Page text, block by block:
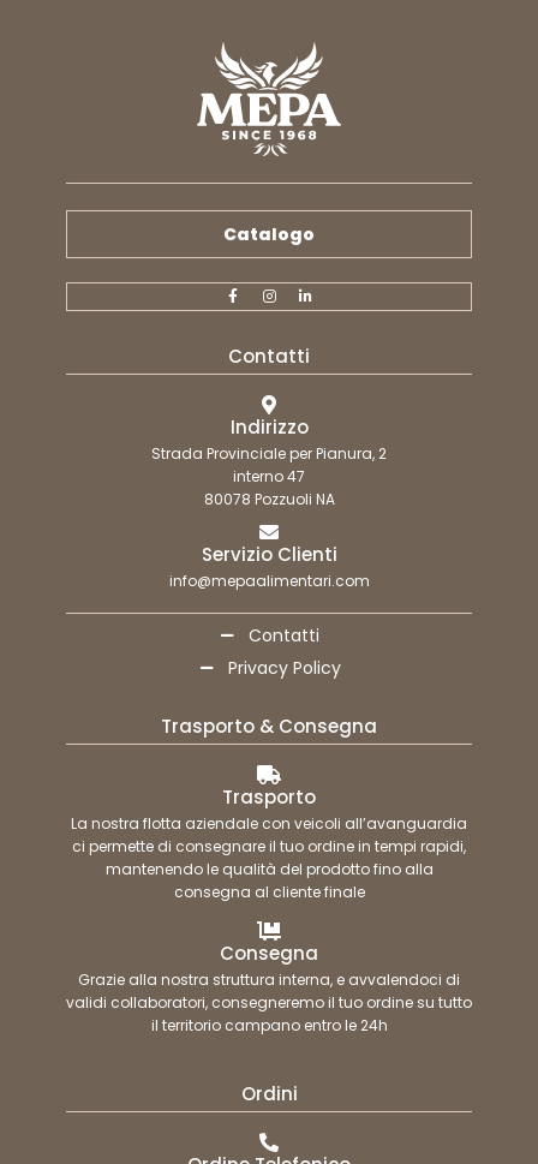
Catalogo
Contatti
Indirizzo
Strada Provinciale per Pianura, 2
interno 47
80078 Pozzuoli NA
Servizio Clienti
info@mepaalimentari.com
Contatti
Privacy Policy
Trasporto & Consegna
Trasporto
La nostra flotta aziendale con veicoli all’avanguardia
ci permette di consegnare il tuo ordine in tempi rapidi,
mantenendo le qualità del prodotto fino alla
consegna al cliente finale
Consegna
Grazie alla nostra struttura interna, e avvalendoci di
validi collaboratori, consegneremo il tuo ordine su tutto
il territorio campano entro le 24h
Ordini